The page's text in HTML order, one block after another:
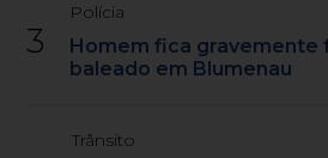
3
Polícia
Homem fica gravemente
baleado em Blumenau
Trânsito